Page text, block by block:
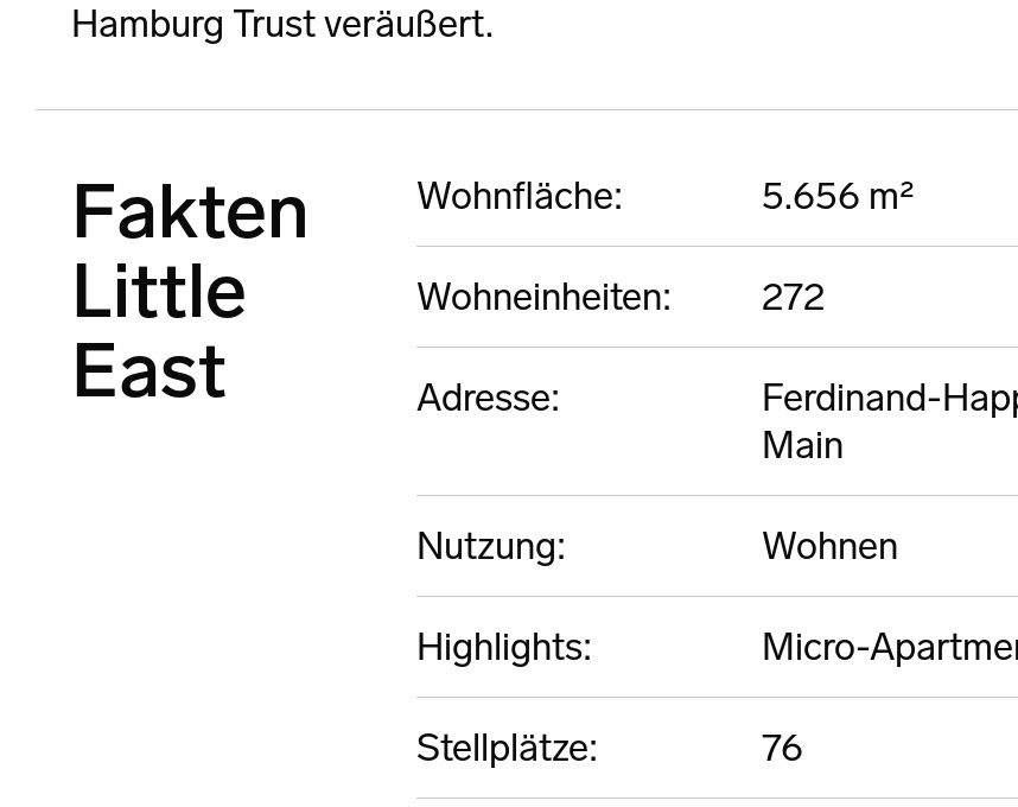
Hamburg Trust veräußert.
Fakten
Little
East
Wohnfläche: 5.656 m²
Wohneinheiten: 272
Adresse:
Ferdinand-
Main
Nutzung: Wohnen
Highlights: Micro-
Stellplätze: 76